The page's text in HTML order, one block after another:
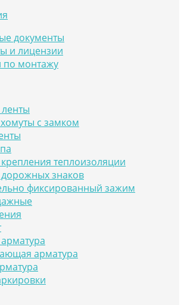
документы
и лицензии
по монтажу
с замком
теплоизоляции
знаков
фиксированный зажим
арматура